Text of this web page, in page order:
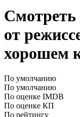
от
хорошем
По умолчанию
По умолчанию
По оценке IMDB
По оценке КП
По рейтингу